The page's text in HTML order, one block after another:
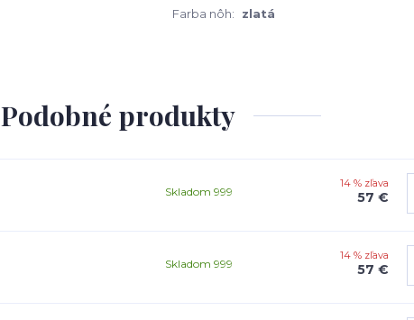
Farba nôh:
zlatá
Podobné produkty
14 % zľava
57 €
Skladom 999
14 % zľava
57 €
Skladom 999